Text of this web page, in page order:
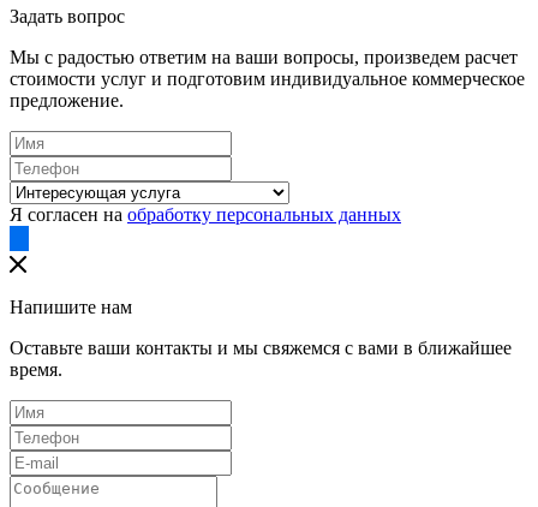
Задать вопрос
Мы с радостью ответим на ваши вопросы, произведем расчет
стоимости услуг и подготовим индивидуальное коммерческое
предложение.
Я согласен на обработку персональных данных
Напишите нам
Оставьте ваши контакты и мы свяжемся с вами в ближайшее
время.